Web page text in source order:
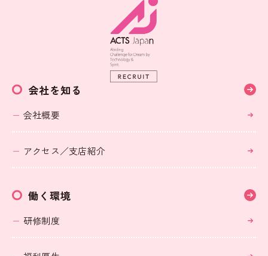
会社を知る
会社概要
アクセス／支店紹介
働く環境
研修制度